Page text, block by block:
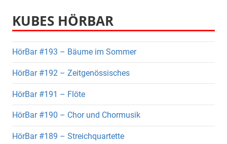
KUBES HÖRBAR
HörBar #193 – Bäume im Sommer
HörBar #192 – Zeitgenössisches
HörBar #191 – Flöte
HörBar #190 – Chor und Chormusik
HörBar #189 – Streichquartette